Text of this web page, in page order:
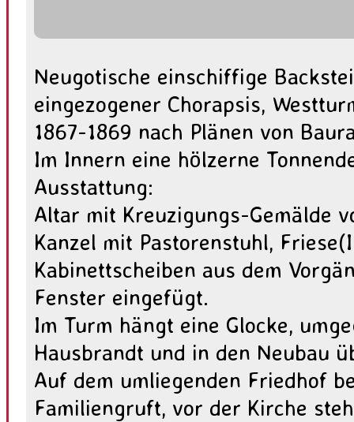
Neugotische einschiffige
eingezogener Chorapsis,
1867-1869 nach Plänen von
Im Innern eine hölzerne
Ausstattung:
Altar mit Kreuzigungs-Gemälde
Kanzel mit Pastorenstuhl,
Kabinettscheiben aus dem
Fenster eingefügt.
Im Turm hängt eine Glocke,
Hausbrandt und in den Neubau
Auf dem umliegenden Friedhof
Familiengruft, vor der Kirche